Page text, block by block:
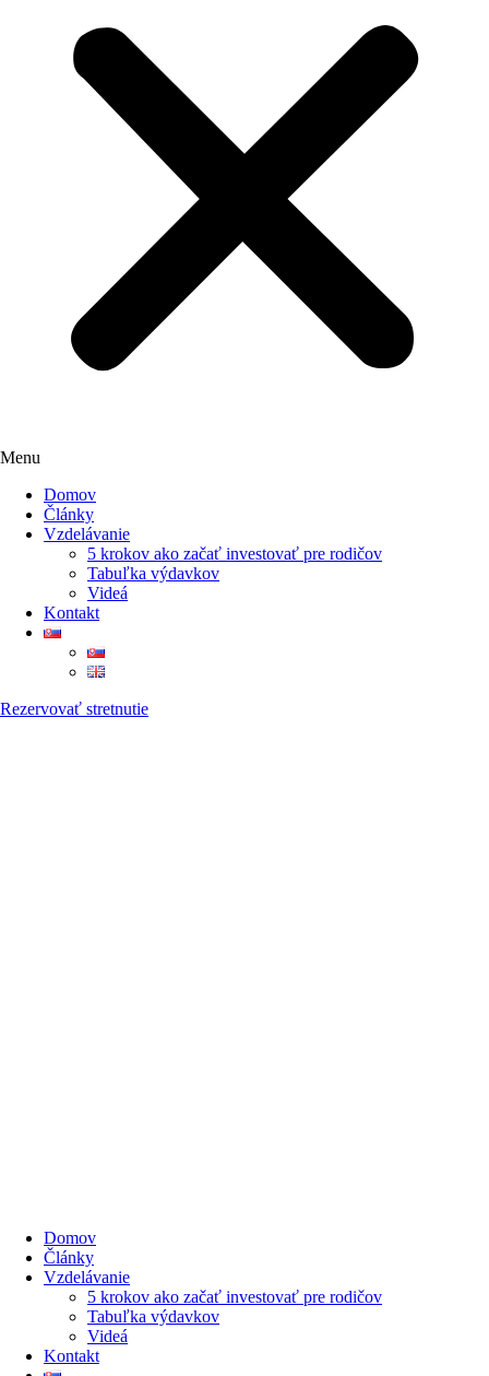
Menu
Domov
Články
Vzdelávanie
5 krokov ako začať investovať pre rodičov
Tabuľka výdavkov
Videá
Kontakt
Rezervovať stretnutie
Domov
Články
Vzdelávanie
5 krokov ako začať investovať pre rodičov
Tabuľka výdavkov
Videá
Kontakt